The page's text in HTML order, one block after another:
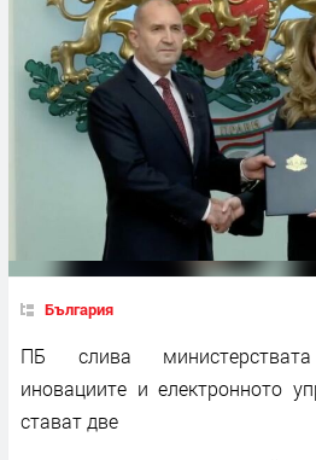
България
ПБ слива
иновациите и електронното
стават две